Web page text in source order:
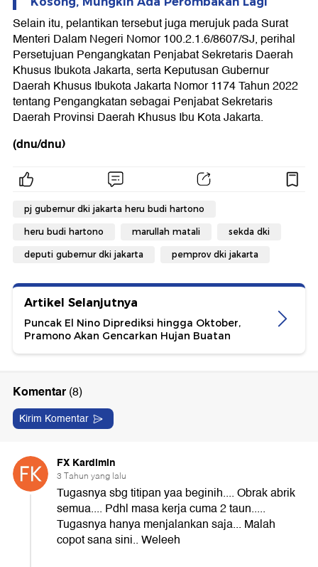
Selain itu, pelantikan tersebut juga merujuk pada Surat
Menteri Dalam Negeri Nomor 100.2.1.6/8607/SJ, perihal
Persetujuan Pengangkatan Penjabat Sekretaris Daerah
Khusus Ibukota Jakarta, serta Keputusan Gubernur
Daerah Khusus Ibukota Jakarta Nomor 1174 Tahun 2022
tentang Pengangkatan sebagai Penjabat Sekretaris
Daerah Provinsi Daerah Khusus Ibu Kota Jakarta.
(dnu/dnu)
pj gubernur dki jakarta heru budi hartono
heru budi hartono marullah matali sekda dki
deputi gubernur dki jakarta pemprov dki jakarta
Artikel Selanjutnya
Puncak El Nino Diprediksi hingga Oktober,
Pramono Akan Gencarkan Hujan Buatan